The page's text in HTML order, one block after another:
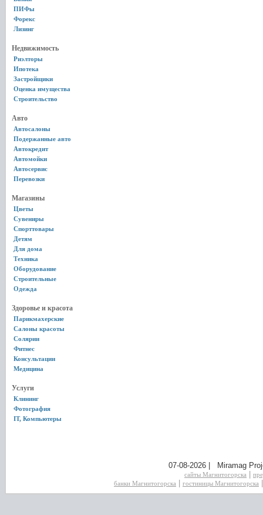
ПИФы
Форекс
Лизинг
Недвижимость
Риэлторы
Ипотека
Застройщики
Оценка имущества
Строительство
Авто
Автосалоны
Подержанные авто
Автокредит
Автомойки
Автосервис
Перевозки
Магазины
Цветы
Сувениры
Спорттовары
Детям
Для дома
Техника
Оборудование
Строительные
Одежда
Здоровье и красота
Парикмахерские
Салоны красоты
Солярии
Фитнес
Консультации
Медицина
Услуги
Клининг
Фотография
IT, Компьютеры
07-08-2026 | Miramag
сайты Магнитогорска
банки Магнитогорска
гостиницы Магнитогорска